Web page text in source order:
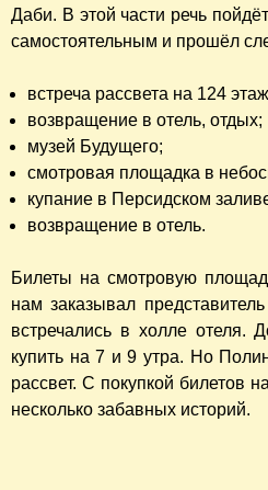
Даби. В этой части речь
самостоятельным и прошёл
встреча рассвета на 124
возвращение в отель, отдых;
музей Будущего;
смотровая площадка в
купание в Персидском
возвращение в отель.
Билеты на смотровую
нам заказывал
встречались в холле
купить на 7 и 9 утра. Но
рассвет. С покупкой билетов
несколько забавных историй.